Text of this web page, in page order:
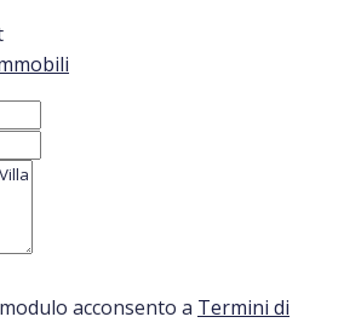
acconsento a Termini di